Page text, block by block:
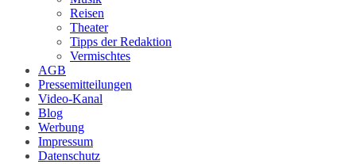
Reisen
Theater
Tipps der Redaktion
Vermischtes
AGB
Pressemitteilungen
Video-Kanal
Blog
Werbung
Impressum
Datenschutz